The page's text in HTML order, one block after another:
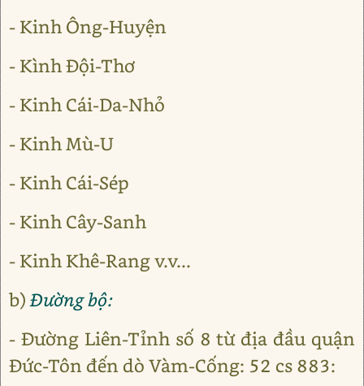
- Kinh Ông-Huyện
- Kình Đội-Thơ
- Kinh Cái-Da-Nhỏ
- Kinh Mù-U
- Kinh Cái-Sép
- Kinh Cây-Sanh
- Kinh Khê-Rang v.v...
b) Đường bộ:
- Đường Liên-Tỉnh số 8 từ địa đầu quận
Đức-Tôn đến dò Vàm-Cống: 52 cs 883: